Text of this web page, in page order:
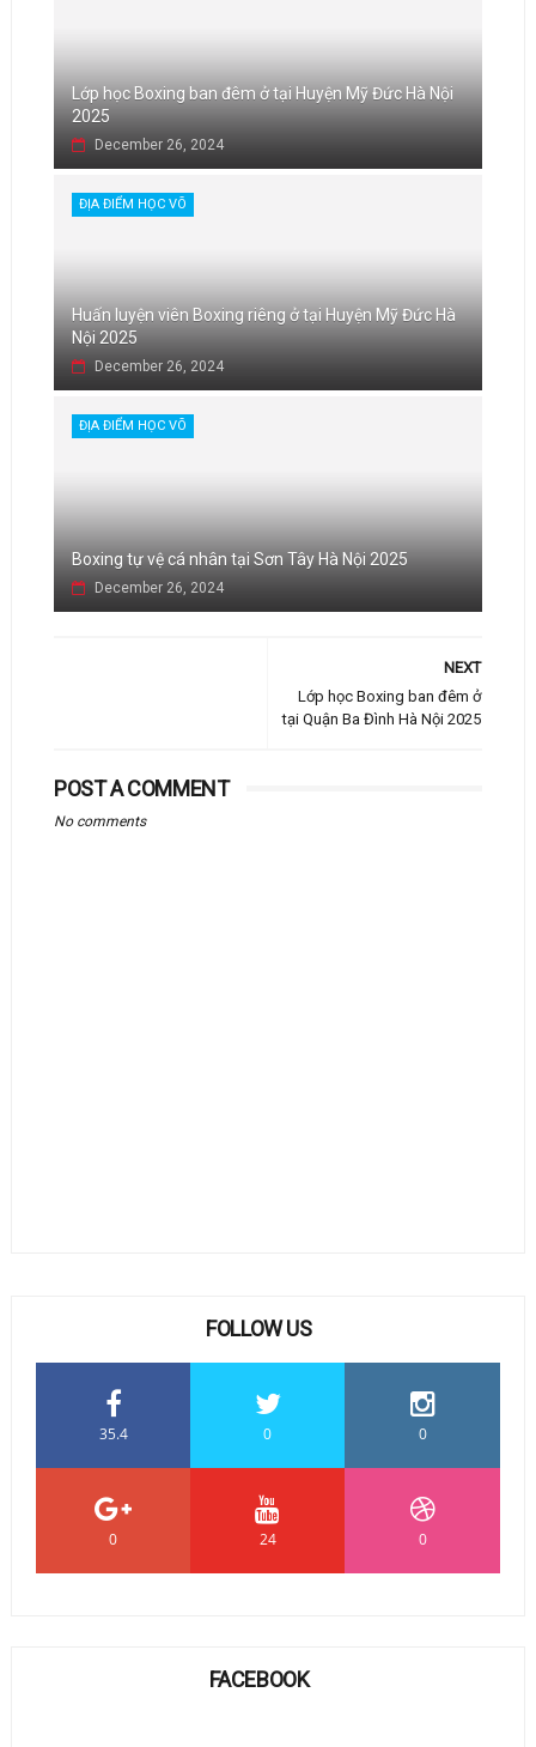
Lớp học Boxing ban đêm ở tại Huyện Mỹ Đức Hà Nội
2025
December 26, 2024
ĐỊA ĐIỂM HỌC VÕ
Huấn luyện viên Boxing riêng ở tại Huyện Mỹ Đức Hà
Nội 2025
December 26, 2024
ĐỊA ĐIỂM HỌC VÕ
Boxing tự vệ cá nhân tại Sơn Tây Hà Nội 2025
December 26, 2024
NEXT
Lớp học Boxing ban đêm ở
tại Quận Ba Đình Hà Nội 2025
POST A COMMENT
No comments
FOLLOW US
35.4 0 0
0 24 0
FACEBOOK